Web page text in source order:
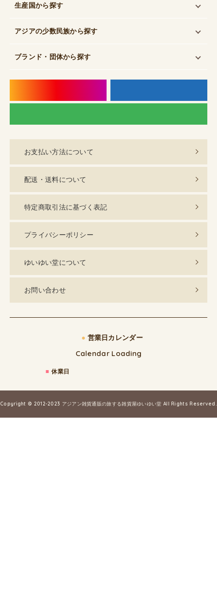
生産国から探す
アジアの少数民族から探す
ブランド・団体から探す
お支払い方法について
配送・送料について
特定商取引法に基づく表記
プライバシーポリシー
ゆいゆい堂について
お問い合わせ
● 営業日カレンダー
Calendar Loading
■ 休業日
Copyright © 2012-2023 アジアン雑貨通販の旅する雑貨屋ゆいゆい堂 All Rights Reserved.